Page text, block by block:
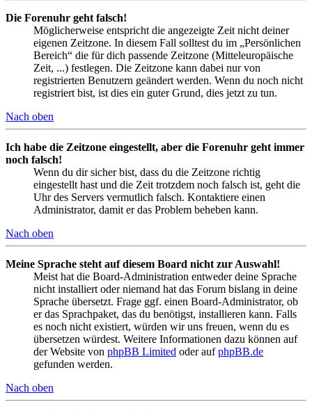
Die Forenuhr geht falsch!
Möglicherweise entspricht die angezeigte Zeit nicht deiner
eigenen Zeitzone. In diesem Fall solltest du im „Persönlichen
Bereich“ die für dich passende Zeitzone (Mitteleuropäische
Zeit, ...) festlegen. Die Zeitzone kann dabei nur von
registrierten Benutzern geändert werden. Wenn du noch nicht
registriert bist, ist dies ein guter Grund, dies jetzt zu tun.
Nach oben
Ich habe die Zeitzone eingestellt, aber die Forenuhr geht immer
noch falsch!
Wenn du dir sicher bist, dass du die Zeitzone richtig
eingestellt hast und die Zeit trotzdem noch falsch ist, geht die
Uhr des Servers vermutlich falsch. Kontaktiere einen
Administrator, damit er das Problem beheben kann.
Nach oben
Meine Sprache steht auf diesem Board nicht zur Auswahl!
Meist hat die Board-Administration entweder deine Sprache
nicht installiert oder niemand hat das Forum bislang in deine
Sprache übersetzt. Frage ggf. einen Board-Administrator, ob
er das Sprachpaket, das du benötigst, installieren kann. Falls
es noch nicht existiert, würden wir uns freuen, wenn du es
übersetzen würdest. Weitere Informationen dazu können auf
der Website von phpBB Limited oder aufphpBB.de
gefunden werden.
Nach oben